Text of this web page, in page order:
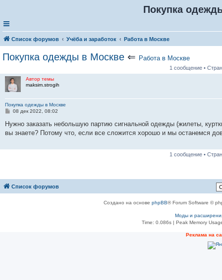
Покупка
Список форумов Учёба и заработок Работа в Москве
Покупка одежды в Москве ⇐ Работа в Москве
1 сообщение •
Автор темы
maksim.strogih
Покупка одежды в Москве
С
о
б
щ
08 дек 2022, 08:02
Нужно заказать небольшую партию сигнальной одежды (жилеты,
вы знаете? Потому что, если все сложится хорошо и мы останемся
1 сообщение •
Список форумов
Создано на основе phpBB® Forum Software ©
Моды и
Time: 0.086s| Peak Memory
Реклама на